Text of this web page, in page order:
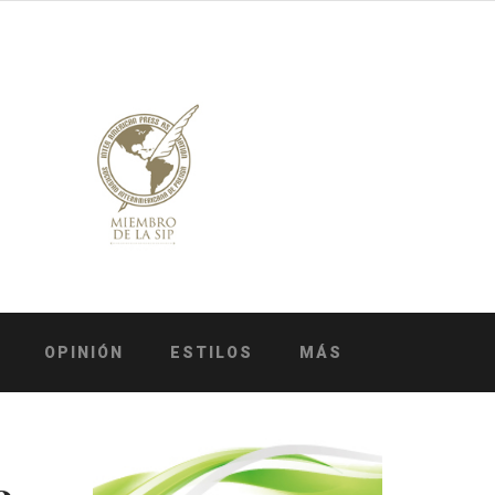
OPINIÓN ESTILOS MÁS